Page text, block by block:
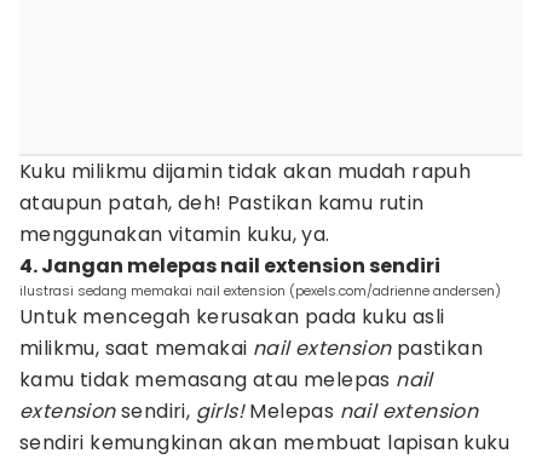
Kuku milikmu dijamin tidak akan mudah rapuh
ataupun patah, deh! Pastikan kamu rutin
menggunakan vitamin kuku, ya.
4. Jangan melepas nail extension sendiri
ilustrasi sedang memakai nail extension (pexels.com/adrienne andersen)
Untuk mencegah kerusakan pada kuku asli
milikmu, saat memakai nail extensionpastikan
kamu tidak memasang atau melepas nail
extensionsendiri, girls!Melepas nail extension
sendiri kemungkinan akan membuat lapisan kuku